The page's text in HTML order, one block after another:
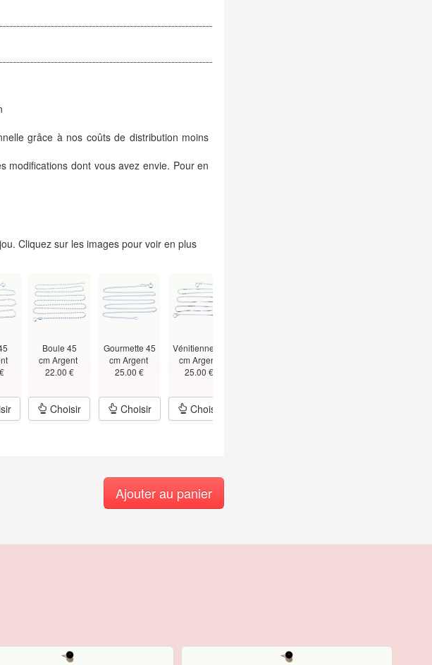
grâce à nos coûts de distribution moins
modifications dont vous avez envie. Pour en
Cliquez sur les images pour voir en plus
Boule 45
cm Argent
22.00 €
Choisir
Gourmette 45
cm Argent
25.00 €
Choisir
Vénitienne 45
cm Argent
25.00 €
Choisir
Ajouter au panier